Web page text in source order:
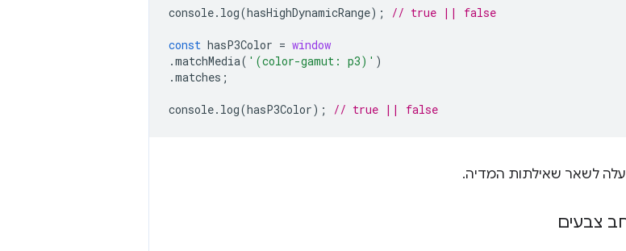
console. log(hasHighDynamicRange); // true || false
const hasP3Color = window
.matchMedia( '(color-gamut: p3)' )
.matches ;
console. log(hasP3Color); // true || false
לשאר שאילתות המדיה.
צבעים